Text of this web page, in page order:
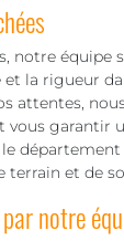
notre équipe
la rigueur
attentes,
garantir
et de
notre